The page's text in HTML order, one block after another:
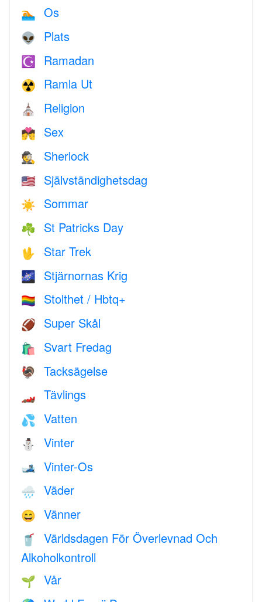
🏊 Os
👽 Plats
☪️ Ramadan
☢️ Ramla Ut
⛪️ Religion
💏 Sex
🕵️ Sherlock
🇺🇸 Självständighetsdag
☀️ Sommar
☘️ St Patricks Day
🖖 Star Trek
🌌 Stjärnornas Krig
🏳️‍🌈 Stolthet / Hbtq+
🏈 Super Skål
🛍 Svart Fredag
🦃 Tacksägelse
🏎 Tävlings
💦 Vatten
⛄ Vinter
🎿 Vinter-Os
🌧 Väder
😄 Vänner
🥤
Världsdagen För Överlevnad Och
Alkoholkontroll
🌱 Vår